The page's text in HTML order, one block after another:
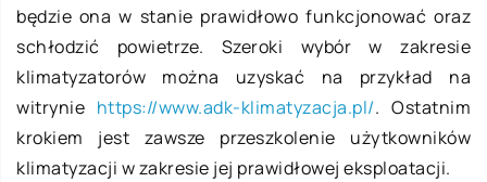
będzie ona w stanie prawidłowo funkcjonować oraz
schłodzić powietrze. Szeroki wybór w zakresie
klimatyzatorów można uzyskać na przykład na
witrynie https://www.adk-klimatyzacja.pl/. Ostatnim
krokiem jest zawsze przeszkolenie użytkowników
klimatyzacji w zakresie jej prawidłowej eksploatacji.